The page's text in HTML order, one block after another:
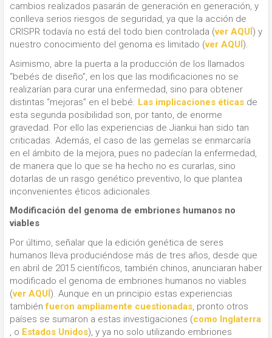
cambios realizados pasarán de generación en generación, y
conlleva serios riesgos de seguridad, ya que la acción de
CRISPR todavía no está del todo bien controlada (ver AQUÍ) y
nuestro conocimiento del genoma es limitado (ver AQUÍ).
Asimismo, abre la puerta a la producción de los llamados
“bebés de diseño”, en los que las modificaciones no se
realizarían para curar una enfermedad, sino para obtener
distintas “mejoras” en el bebé. Las implicaciones éticas de
esta segunda posibilidad son, por tanto, de enorme
gravedad. Por ello las experiencias de Jiankui han sido tan
criticadas. Además, el caso de las gemelas se enmarcaría
en el ámbito de la mejora, pues no padecían la enfermedad,
de manera que lo que se ha hecho no es curarlas, sino
dotarlas de un rasgo genético preventivo, lo que plantea
inconvenientes éticos adicionales.
Modificación del genoma de embriones humanos no
viables
Por último, señalar que la edición genética de seres
humanos lleva produciéndose más de tres años, desde que
en abril de 2015 científicos, también chinos, anunciaran haber
modificado el genoma de embriones humanos no viables
(ver AQUÍ). Aunque en un principio estas experiencias
tambiénfueron ampliamente cuestionadas , pronto otros
países se sumaron a estas investigaciones (como Inglaterra
, o Estados Unidos), y ya no solo utilizando embriones